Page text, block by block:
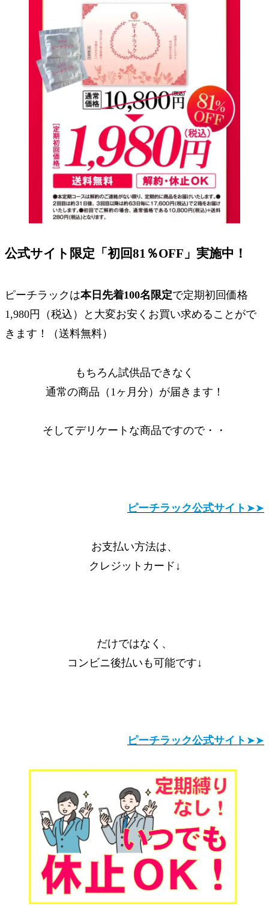
公式サイト限定 「初回81％OFF」 実施中！
ピーチラックは本日先着100名限定で定期初回価格
1,980円
（税込）
と大変お安くお買い求めることがで
きます！（送料無料）
もちろん試供品できなく
通常の商品（1ヶ月分）が届きます！
そしてデリケートな商品ですので・・
ピーチラック公式サイト ➤➤
お支払い方法は、
クレジットカード↓
だけではなく、
コンビニ後払いも可能です↓
ピーチラック公式サイト ➤➤